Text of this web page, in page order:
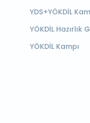
YDS+YÖKDİL
YÖKDİL Hazırlık
YÖKDİL Kampı